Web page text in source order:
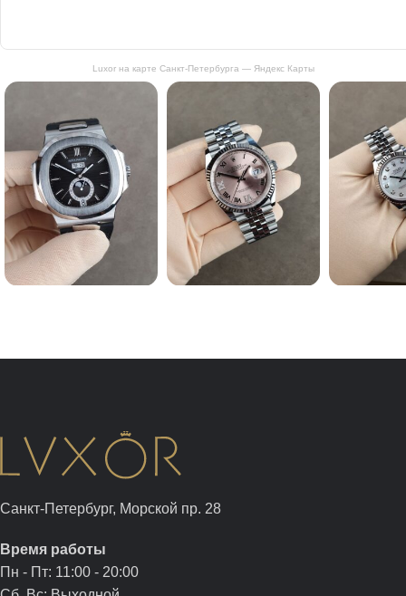
Luxor на карте Санкт‑Петербурга — Яндекс Карты
Санкт-Петербург, Морской пр. 28
Время работы
Пн - Пт: 11:00 - 20:00